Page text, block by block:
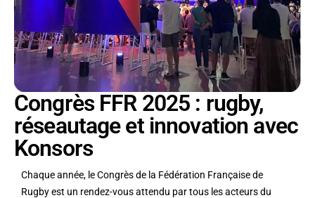
Congrès FFR 2025 : rugby,
réseautage et innovation avec
Konsors
Chaque année, leCongrès de la Fédération Française de
Rugbyest un rendez-vous attendu par tous les acteurs du